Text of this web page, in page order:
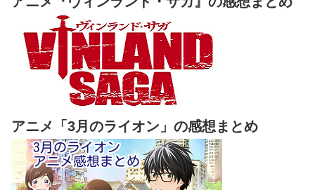
アニメ「3月のライオン」の感想まとめ